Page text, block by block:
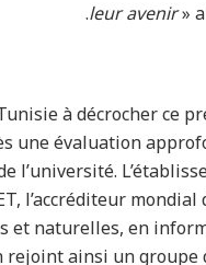
leur avenir»
à décrocher ce
une évaluation
l’université.
l’accréditeur
et naturelles, en
ainsi un groupe